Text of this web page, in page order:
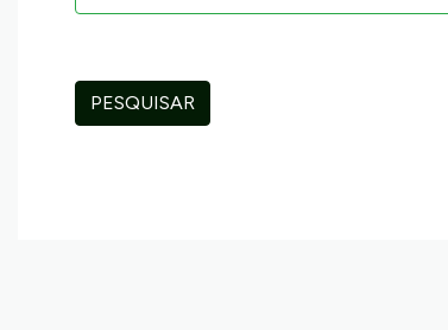
PESQUISAR